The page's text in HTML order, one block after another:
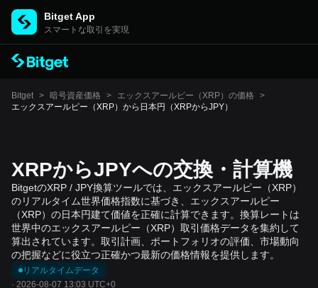
Bitget App
スマートな取引を実現
Bitget > 暗号資産価格 > エックスアールピー（XRP）の価格
>
エックスアールピー（XRP）から日本円（XRPからJPY）
XRPからJPYへの交換・計算機
BitgetのXRP / JPY換算ツールでは、エックスアールピー（XRP）
のリアルタイム世界価格指数に基づき、エックスアールピー
（XRP）の日本円建て価値を正確に計算できます。換算レートは
世界中のエックスアールピー（XRP）取引価格データを集約して
算出されています。取引計画、ポートフォリオの評価、市場動向
の把握などに役立つ正確かつ最新の価格情報を提供します。
リアルタイムデータ
· 2026-08-07 13:03 UTC+0